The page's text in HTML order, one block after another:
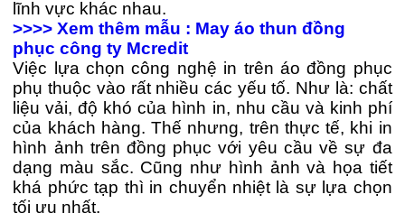
lĩnh vực khác nhau.
>>>> Xem thêm mẫu : May áo thun đồng
phục công ty Mcredit
Việc lựa chọn công nghệ in trên áo đồng phục
phụ thuộc vào rất nhiều các yếu tố. Như là: chất
liệu vải, độ khó của hình in, nhu cầu và kinh phí
của khách hàng. Thế nhưng, trên thực tế, khi in
hình ảnh trên đồng phục với yêu cầu về sự đa
dạng màu sắc. Cũng như hình ảnh và họa tiết
khá phức tạp thì in chuyển nhiệt là sự lựa chọn
tối ưu nhất.